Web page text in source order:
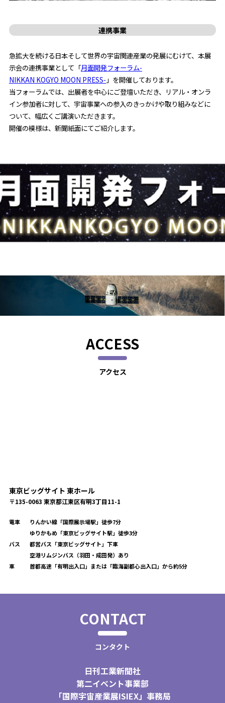
連携事業
急拡大を続ける日本そして世界の宇宙関連産業の発展にむけて、本展
示会の連携事業として「月面開発フォーラム-
NIKKAN KOGYO MOON PRESS- 」を開催しております。
当フォーラムでは、出展者を中心にご登壇いただき、リアル・オンラ
イン参加者に対して、宇宙事業への参入のきっかけや取り組みなどに
ついて、幅広くご講演いただきます。
開催の模様は、新聞紙面にてご紹介します。
ACCESS
アクセス
東京ビッグサイト 東ホール
〒135-0063 東京都江東区有明3丁目11-1
電車
りんかい線「国際展示場駅」徒歩7分
ゆりかもめ「東京ビッグサイト駅」徒歩3分
バス
都営バス「東京ビッグサイト」下車
空港リムジンバス（羽田・成田発）あり
車
首都高速「有明出入口」または「臨海副都心出入口」から約5分
CONTACT
コンタクト
日刊工業新聞社
第二イベント事業部
「国際宇宙産業展ISIEX」事務局